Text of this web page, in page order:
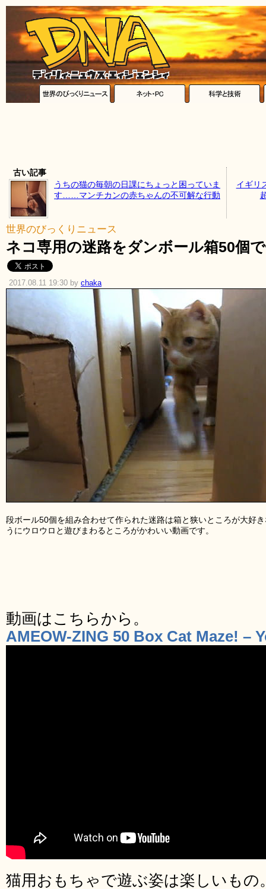
古い記事
うちの猫の毎朝の日課にちょっと困っていま
す……マンチカンの赤ちゃんの不可解な行動
イギリ
世界のびっくりニュース
ネコ専用の迷路をダンボール箱50個
2017.08.11 19:30 by chaka
段ボール50個を組み合わせて作られた迷路は箱と狭いところが大好
うにウロウロと遊びまわるところがかわいい動画です。
動画はこちらから。
AMEOW-ZING 50 Box Cat Maze! –
猫用おもちゃで遊ぶ姿は楽しいも